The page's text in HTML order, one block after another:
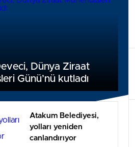
Dünya Ziraat
Günü’nü kutladı
Atakum Belediyesi,
yolları yeniden
canlandırıyor